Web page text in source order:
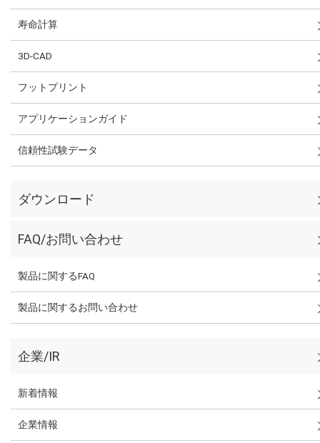
寿命計算
3D-CAD
フットプリント
アプリケーションガイド
信頼性試験データ
ダウンロード
FAQ/お問い合わせ
製品に関するFAQ
製品に関するお問い合わせ
企業/IR
新着情報
企業情報